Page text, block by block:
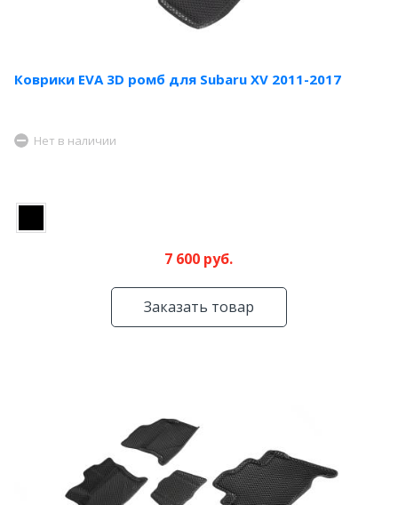
Коврики EVA 3D ромб для Subaru XV 2011-2017
Нет в наличии
7 600 руб.
Заказать товар